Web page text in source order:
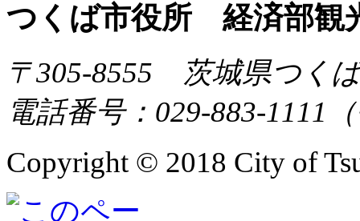
つくば市役所 経済部観
〒305-8555 茨城県つく
電話番号：029-883-1111
Copyright © 2018 City of